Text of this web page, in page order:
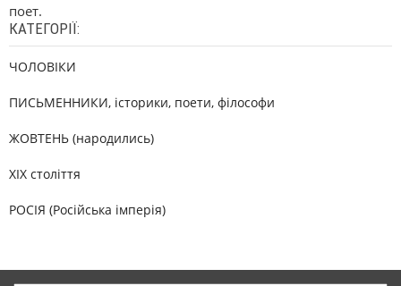
поет.
КАТЕГОРІЇ:
ЧОЛОВІКИ
ПИСЬМЕННИКИ, історики, поети, філософи
ЖОВТЕНЬ (народились)
XIX століття
РОСІЯ (Російська імперія)